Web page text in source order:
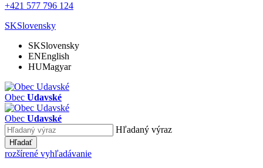
+421 577 796 124
SKSlovensky
SKSlovensky
ENEnglish
HUMagyar
Obec Udavské
Obec Udavské
Hľadaný výraz
Hľadať
rozšírené vyhľadávanie